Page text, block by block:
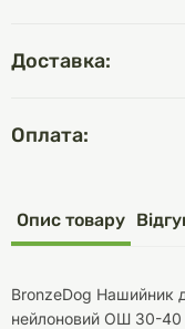
Доставка:
Оплата:
Опис товару
BronzeDog Нашийник
нейлоновий ОШ 30-